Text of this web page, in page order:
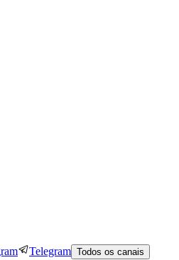
Telegram Todos os canais